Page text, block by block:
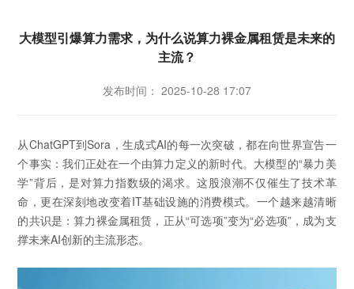
大模型引爆算力需求，为什么说算力裸金属租赁是未来的
主流？
发布时间： 2025-10-28 17:07
从ChatGPT到Sora，生成式AI的每一次突破，都在向世界宣告一
个事实：我们正处在一个由算力定义的新时代。大模型的“暴力美
学”背后，是对算力指数级的渴求。这股浪潮不仅催生了技术革
命，更在深刻地改变着IT基础设施的消费模式。一个越来越清晰
的共识是：算力裸金属租赁，正从“可选项”变为“必选项”，成为支
撑未来AI创新的主流形态。